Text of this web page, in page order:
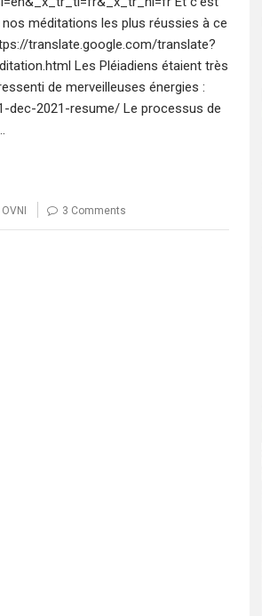
nos méditations les plus réussies à ce
translate.google.com/translate?
Les Pléiadiens étaient très
de merveilleuses énergies :
dec-2021-resume/ Le processus de
OVNI 3 Comments